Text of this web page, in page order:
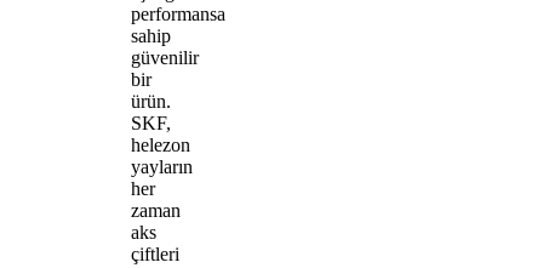
performansa
sahip
güvenilir
bir
ürün.
SKF,
helezon
yayların
her
zaman
aks
çiftleri